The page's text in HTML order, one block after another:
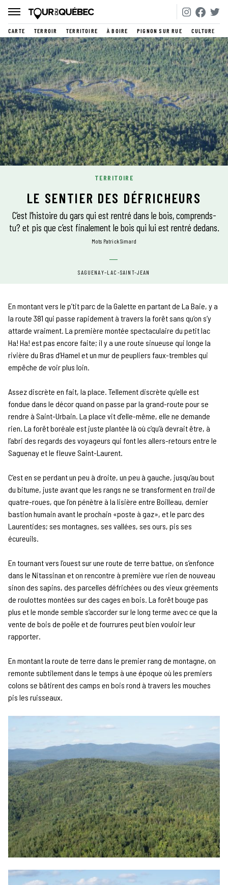
CARTE TERROIR TERRITOIRE À BOIRE PIGNON SUR RUE CULTURE
TERRITOIRE
LE SENTIER DES DÉFRICHEURS
C’est l’histoire du gars qui est rentré dans le bois, comprends-
tu? et pis que c’est finalement le bois qui lui est rentré dedans.
mots Patrick Simard
SAGUENAY–LAC-SAINT-JEAN
En montant vers le p’tit parc de la Galette en partant de La Baie, y a
la route 381 qui passe rapidement à travers la forêt sans qu’on s’y
attarde vraiment. La première montée spectaculaire du petit lac
Ha! Ha! est pas encore faite; il y a une route sinueuse qui longe la
rivière du Bras d’Hamel et un mur de peupliers faux-trembles qui
empêche de voir plus loin.
Assez discrète en fait, la place. Tellement discrète qu’elle est
fondue dans le décor quand on passe par la grand-route pour se
rendre à Saint-Urbain. La place vit d’elle-même, elle ne demande
rien. La forêt boréale est juste plantée là où c’qu’à devrait être, à
l’abri des regards des voyageurs qui font les allers-retours entre le
Saguenay et le fleuve Saint-Laurent.
C’est en se perdant un peu à droite, un peu à gauche, jusqu’au bout
du bitume, juste avant que les rangs ne se transforment en trailde
quatre-roues, que l’on pénètre à la lisière entre Boilleau, dernier
bastion humain avant le prochain «poste à gaz», et le parc des
Laurentides; ses montagnes, ses vallées, ses ours, pis ses
écureuils.
En tournant vers l’ouest sur une route de terre battue, on s’enfonce
dans le Nitassinan et on rencontre à première vue rien de nouveau
sinon des sapins, des parcelles défrichées ou des vieux gréements
de roulottes montées sur des cages en bois. La forêt bouge pas
plus et le monde semble s’accorder sur le long terme avec ce que la
vente de bois de poêle et de fourrures peut bien vouloir leur
rapporter.
En montant la route de terre dans le premier rang de montagne, on
remonte subtilement dans le temps à une époque où les premiers
colons se bâtirent des camps en bois rond à travers les mouches
pis les ruisseaux.